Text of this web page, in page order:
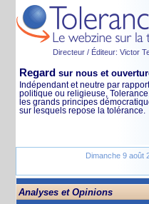
Directeur / Éditeur: Victor
Regard sur nous et
Indépendant et neutre par
politique ou religieuse,
les grands principes
sur lesquels repose la tolérance.
Dimanche 9 août
Analyses et Opinions